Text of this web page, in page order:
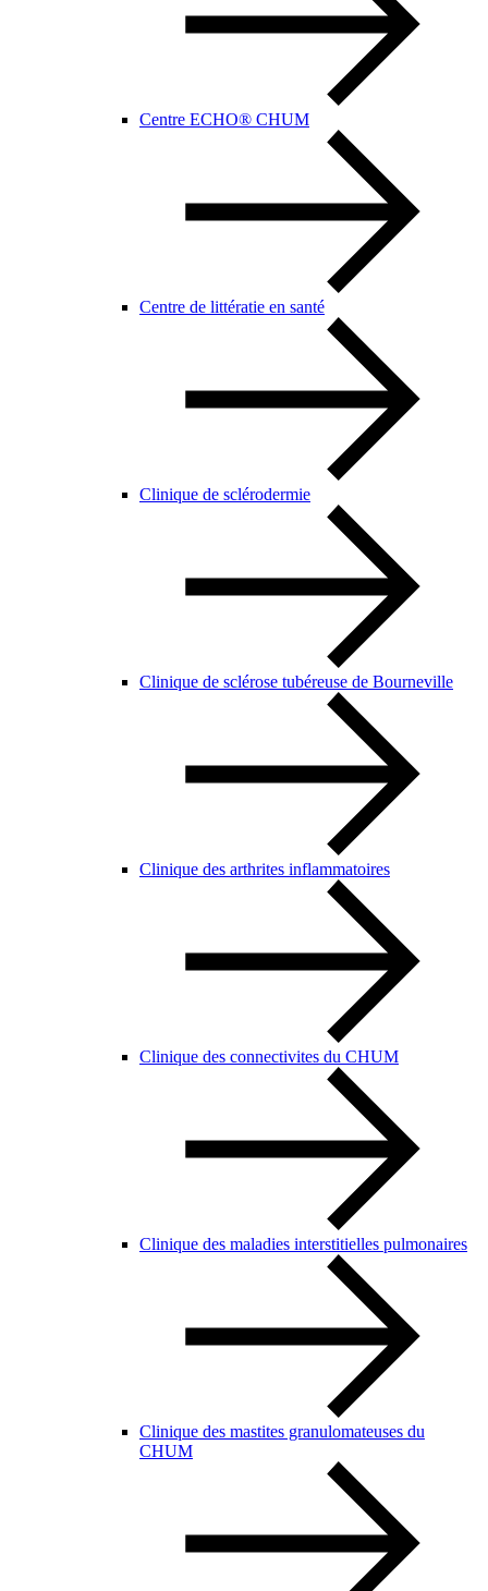
Centre ECHO® CHUM
Centre de littératie en santé
Clinique de sclérodermie
Clinique de sclérose tubéreuse de Bourneville
Clinique des arthrites inflammatoires
Clinique des connectivites du CHUM
Clinique des maladies interstitielles pulmonaires
Clinique des mastites granulomateuses du
CHUM